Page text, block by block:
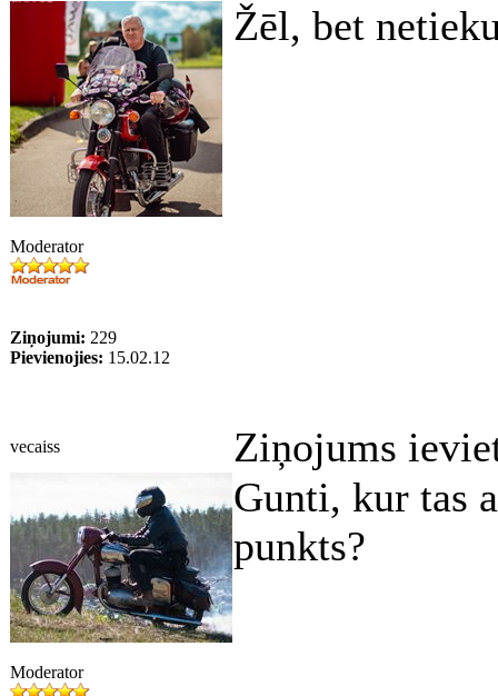
Moderator
Ziņojumi: 229
Pievienojies: 15.02.12
Žēl, bet
vecaiss Ziņojums
Moderator
Gunti, kur tas
punkts?